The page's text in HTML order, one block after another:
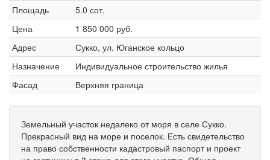
Площадь
5.0 сот.
Цена
1 850 000 руб.
Адрес
Сукко, ул. Юганское кольцо
Назначение
Индивидуальное строительство жилья
Фасад
Верхняя граница
Земельный участок недалеко от моря в селе Сукко.
Прекрасный вид на море и поселок. Есть свидетельство
на право собственности кадастровый паспорт и проект